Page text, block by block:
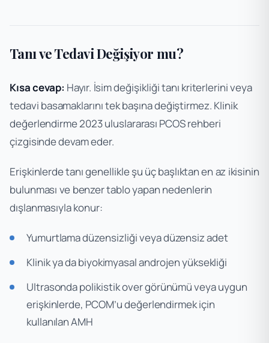
Tanı ve Tedavi Değişiyor mu?
Kısa cevap: Hayır. İsim değişikliği tanı kriterlerini veya
tedavi basamaklarını tek başına değiştirmez. Klinik
değerlendirme 2023 uluslararası PCOS rehberi
çizgisinde devam eder.
Erişkinlerde tanı genellikle şu üç başlıktan en az ikisinin
bulunması ve benzer tablo yapan nedenlerin
dışlanmasıyla konur:
Yumurtlama düzensizliği veya düzensiz adet
Klinik ya da biyokimyasal androjen yüksekliği
Ultrasonda polikistik over görünümü veya uygun
erişkinlerde, PCOM’u değerlendirmek için
kullanılan AMH